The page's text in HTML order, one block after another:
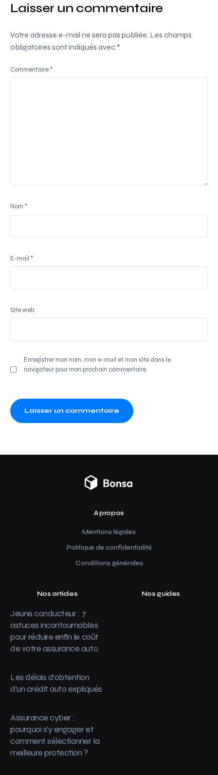
Laisser un commentaire
Votre adresse e-mail ne sera pas publiée. Les champs
obligatoires sont indiqués avec *
Commentaire*
Nom*
E-mail*
Site web
Enregistrer mon nom, mon e-mail et mon site dans le
navigateur pour mon prochain commentaire.
A propos
Mentions légales
Politique de confidentialité
Conditions générales
Nos articles
Jeune conducteur : 7
astuces incontournables
pour réduire enfin le coût
de votre assurance auto
Les délais d’obtention
d’un crédit auto expliqués
Assurance cyber :
pourquoi s’y engager et
comment sélectionner la
meilleure protection ?
Nos guides